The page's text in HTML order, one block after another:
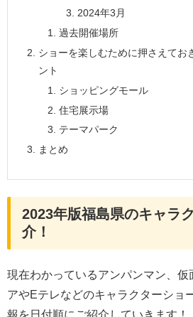
2024年3月
過去開催場所
ショーを楽しむために押さえてお
ント
ショッピングモール
住宅展示場
テーマパーク
まとめ
2023年版福島県のキャラ
介！
現在わかっているアンパンマン、仮
アやEテレなどのキャラクターショ
報を日付順にご紹介していきます！